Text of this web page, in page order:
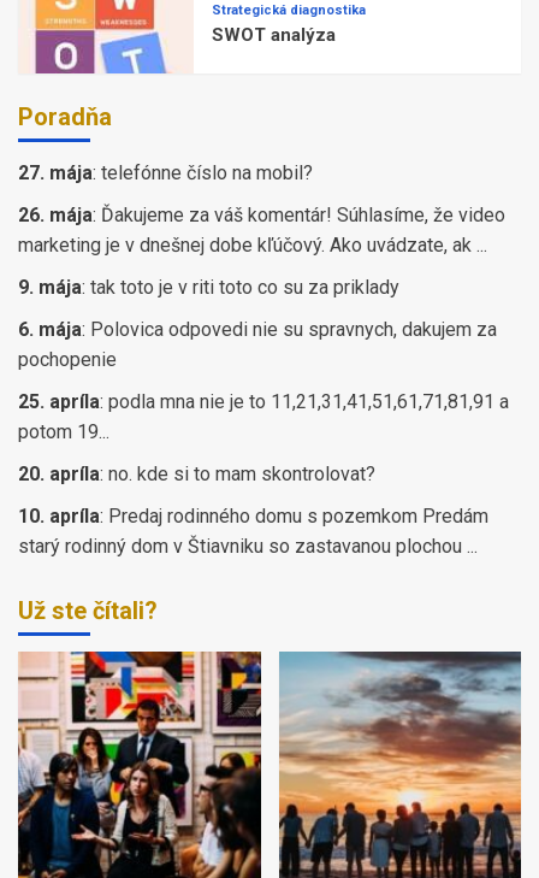
Strategická diagnostika
SWOT analýza
Poradňa
27. mája: telefónne číslo na mobil?
26. mája: Ďakujeme za váš komentár! Súhlasíme, že video
marketing je v dnešnej dobe kľúčový. Ako uvádzate, ak ...
9. mája: tak toto je v riti toto co su za priklady
6. mája: Polovica odpovedi nie su spravnych, dakujem za
pochopenie
25. apríla: podla mna nie je to 11,21,31,41,51,61,71,81,91 a
potom 19...
20. apríla: no. kde si to mam skontrolovat?
10. apríla: Predaj rodinného domu s pozemkom Predám
starý rodinný dom v Štiavniku so zastavanou plochou ...
Už ste čítali?